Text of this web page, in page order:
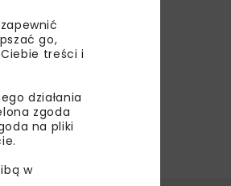
go,
treści i
działania
zgoda
na pliki
w